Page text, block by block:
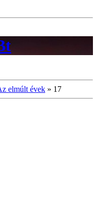
elmúlt évek » 17